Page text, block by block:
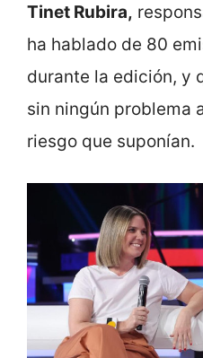
Tinet Rubira,
ha hablado de 80
durante la edición, y
sin ningún problema
riesgo que suponían.